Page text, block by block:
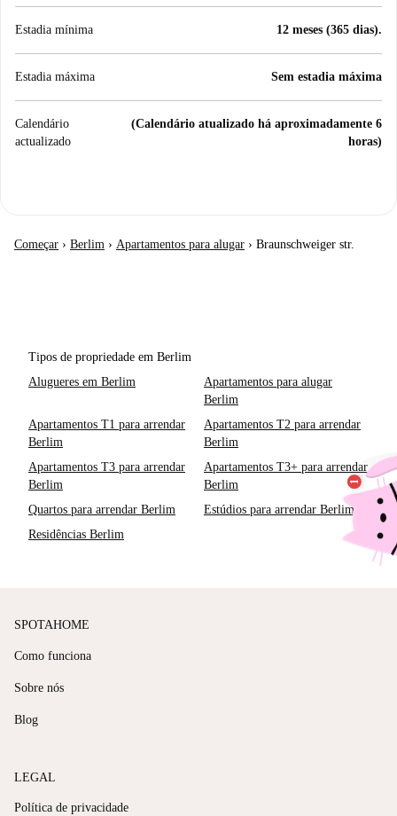
Estadia mínima 12 meses (365 dias).
Estadia máxima Sem estadia máxima
Calendário
actualizado
(Calendário atualizado há aproximadamente 6
horas)
Começar › Berlim › Apartamentos para alugar › Braunschweiger str.
Tipos de propriedade em Berlim
Alugueres em Berlim
Apartamentos para alugar
Berlim
Apartamentos T1 para arrendar
Berlim
Apartamentos T2 para arrendar
Berlim
Apartamentos T3 para arrendar
Berlim
Apartamentos T3+ para arrendar
Berlim
Quartos para arrendar Berlim
Estúdios para arrendar Berlim
Residências Berlim
SPOTAHOME
Como funciona
Sobre nós
Blog
LEGAL
Política de privacidade